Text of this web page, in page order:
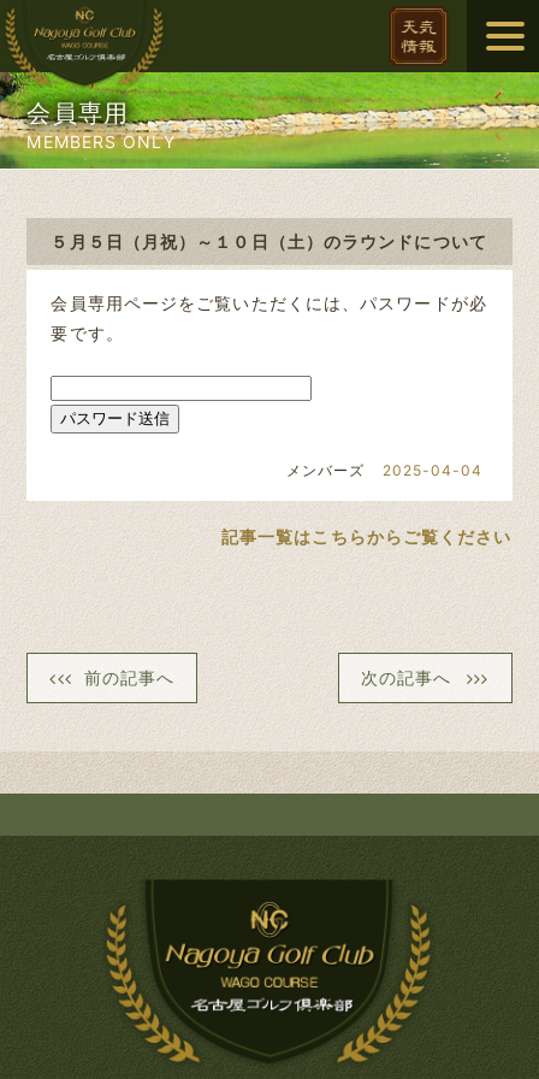
会員専用
MEMBERS ONLY
５月５日（月祝）～１０日（土）のラウンドについて
会員専用ページをご覧いただくには、パスワードが必
要です。
メンバーズ 2025-04-04
記事一覧はこちらからご覧ください
前の記事へ 次の記事へ